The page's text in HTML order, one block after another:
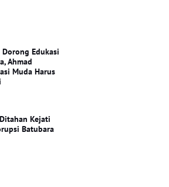
Dorong Edukasi
Ahmad
Muda Harus
Kejati
Batubara